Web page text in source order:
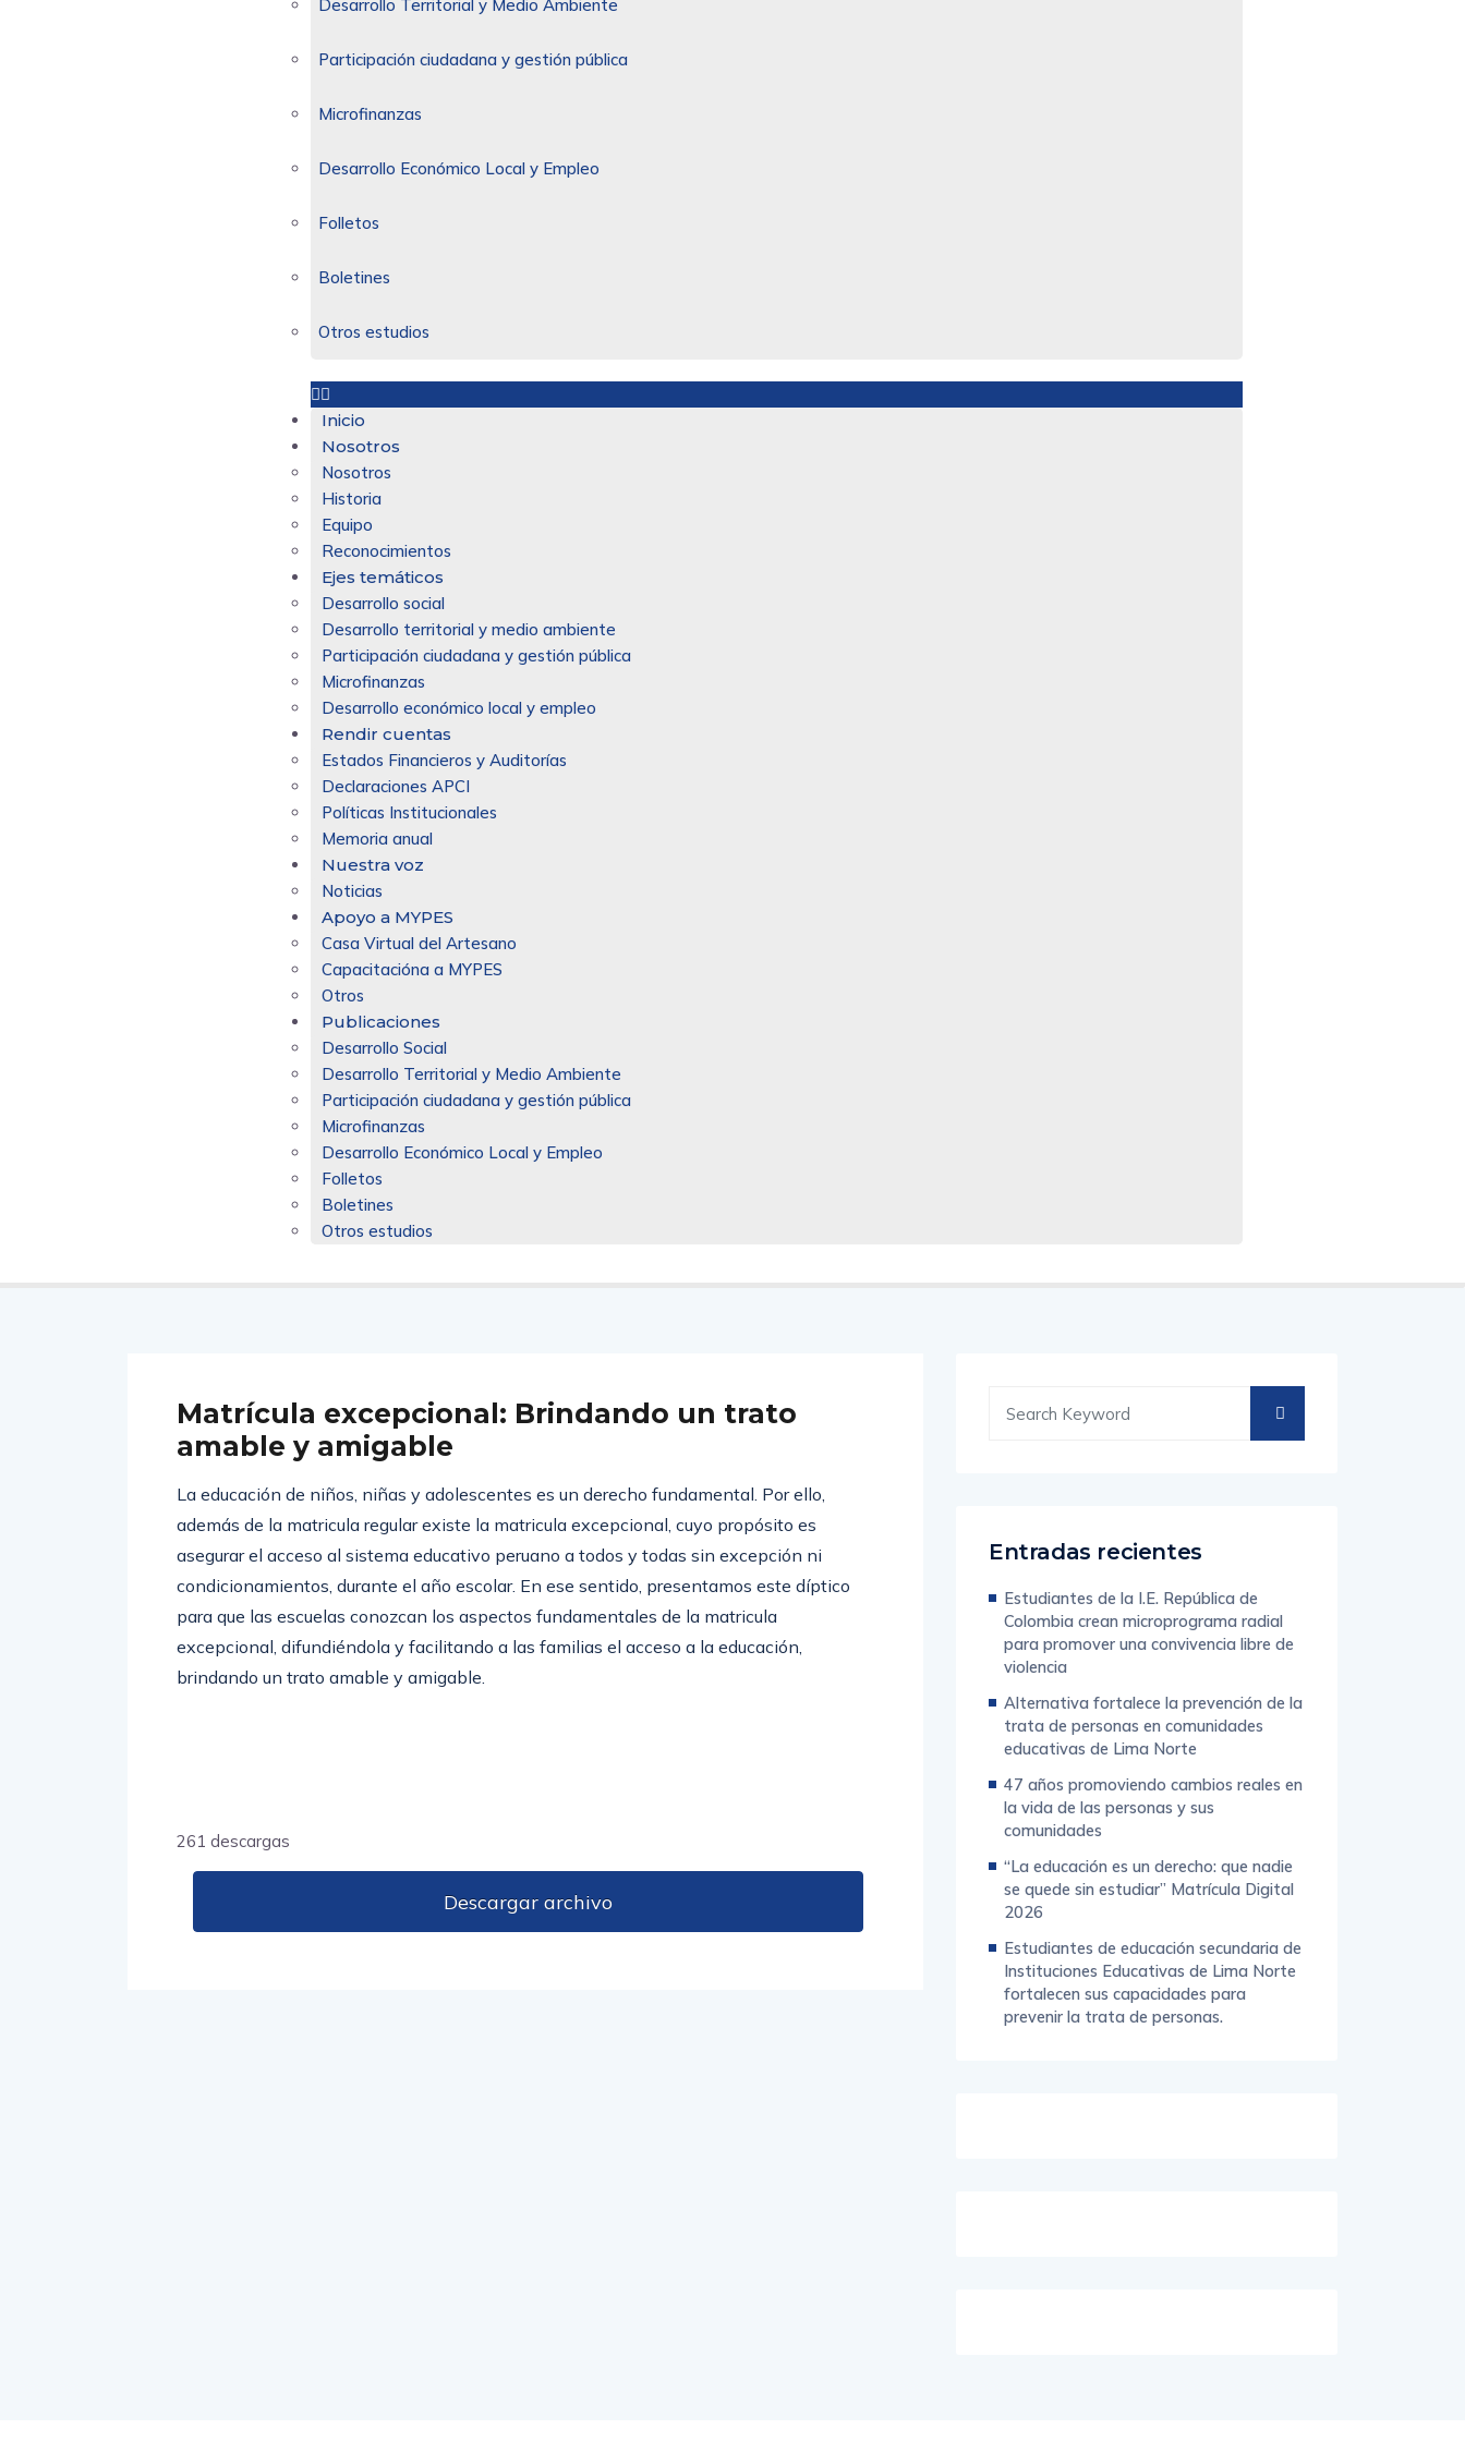
Desarrollo Territorial y Medio Ambiente
Participación ciudadana y gestión pública
Microfinanzas
Desarrollo Económico Local y Empleo
Folletos
Boletines
Otros estudios
Inicio
Nosotros
Nosotros
Historia
Equipo
Reconocimientos
Ejes temáticos
Desarrollo social
Desarrollo territorial y medio ambiente
Participación ciudadana y gestión pública
Microfinanzas
Desarrollo económico local y empleo
Rendir cuentas
Estados Financieros y Auditorías
Declaraciones APCI
Políticas Institucionales
Memoria anual
Nuestra voz
Noticias
Apoyo a MYPES
Casa Virtual del Artesano
Capacitacióna a MYPES
Otros
Publicaciones
Desarrollo Social
Desarrollo Territorial y Medio Ambiente
Participación ciudadana y gestión pública
Microfinanzas
Desarrollo Económico Local y Empleo
Folletos
Boletines
Otros estudios
Matrícula excepcional: Brindando un trato
amable y amigable
La educación de niños, niñas y adolescentes es un derecho fundamental. Por ello,
además de la matricula regular existe la matricula excepcional, cuyo propósito es
asegurar el acceso al sistema educativo peruano a todos y todas sin excepción ni
condicionamientos, durante el año escolar. En ese sentido, presentamos este díptico
para que las escuelas conozcan los aspectos fundamentales de la matricula
excepcional, difundiéndola y facilitando a las familias el acceso a la educación,
brindando un trato amable y amigable.
261 descargas
Descargar archivo
Entradas recientes
Estudiantes de la I.E. República de
Colombia crean microprograma radial
para promover una convivencia libre de
violencia
Alternativa fortalece la prevención de la
trata de personas en comunidades
educativas de Lima Norte
47 años promoviendo cambios reales en
la vida de las personas y sus
comunidades
“La educación es un derecho: que nadie
se quede sin estudiar” Matrícula Digital
2026
Estudiantes de educación secundaria de
Instituciones Educativas de Lima Norte
fortalecen sus capacidades para
prevenir la trata de personas.